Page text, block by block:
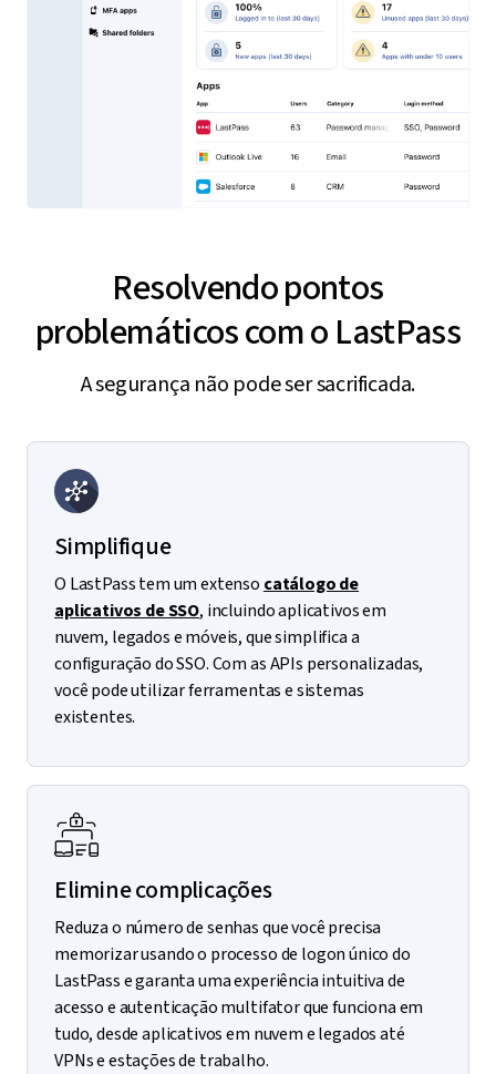
Resolvendo pontos
problemáticos com o LastPass
A segurança não pode ser sacrificada.
Simplifique
O LastPass tem um extenso catálogo de
aplicativos de SSO, incluindo aplicativos em
nuvem, legados e móveis, que simplifica a
configuração do SSO. Com as APIs personalizadas,
você pode utilizar ferramentas e sistemas
existentes.
Elimine complicações
Reduza o número de senhas que você precisa
memorizar usando o processo de logon único do
LastPass e garanta uma experiência intuitiva de
acesso e autenticação multifator que funciona em
tudo, desde aplicativos em nuvem e legados até
VPNs e estações de trabalho.